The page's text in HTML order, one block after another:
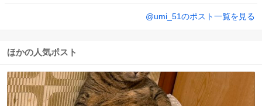
@umi_51のポスト一覧を見る
ほかの人気ポスト